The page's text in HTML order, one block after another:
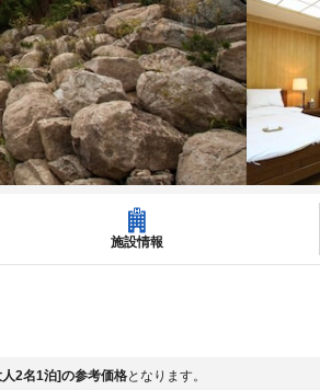
施設情報
人2名1泊]の参考価格となります。